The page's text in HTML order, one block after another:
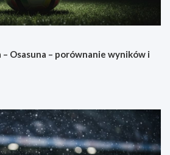
– Osasuna – porównanie wyników i